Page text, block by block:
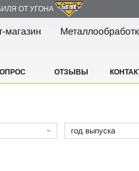
ОТ УГОНА
магазин
ОТЗЫВЫ
год выпуска